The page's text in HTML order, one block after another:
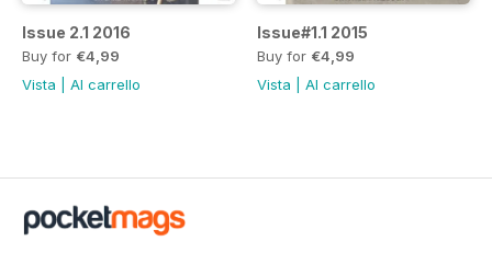
Issue 2.1 2016
Buy for €4,99
Vista
Al carrello
Issue#1.1 2015
Buy for €4,99
Vista
Al carrello